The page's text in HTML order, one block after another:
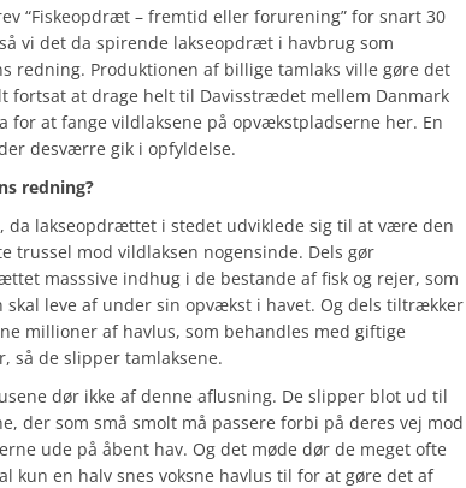
“Fiskeopdræt – fremtid eller forurening” for snart 30
vi det da spirende lakseopdræt i havbrug som
redning. Produktionen af billige tamlaks ville gøre det
fortsat at drage helt til Davisstrædet mellem Danmark
for at fange vildlaksene på opvækstpladserne her. En
desværre gik i opfyldelse.
redning?
da lakseopdrættet i stedet udviklede sig til at være den
trussel mod vildlaksen nogensinde. Dels gør
masssive indhug i de bestande af fisk og rejer, som
skal leve af under sin opvækst i havet. Og dels tiltrækker
millioner af havlus, som behandles med giftige
så de slipper tamlaksene.
dør ikke af denne aflusning. De slipper blot ud til
der som små smolt må passere forbi på deres vej mod
ude på åbent hav. Og det møde dør de meget ofte
kun en halv snes voksne havlus til for at gøre det af